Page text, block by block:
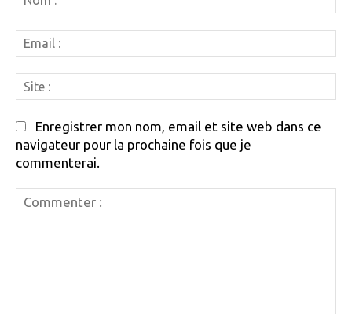
:
:
:
Enregistrer mon nom, email et site web dans ce
navigateur pour la prochaine fois que je
commenterai.